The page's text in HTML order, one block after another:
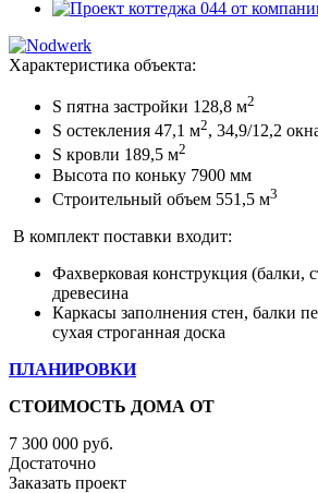
Характеристика объекта:
S пятна застройки 128,8 м2
S остекления 47,1 м2, 34,9/12,2
S кровли 189,5 м2
Высота по коньку 7900 мм
Строительный объем 551,5 м3
В комплект поставки входит:
Фахверковая конструкция (балки,
древесина
Каркасы заполнения стен, балки
сухая строганная доска
ПЛАНИРОВКИ
СТОИМОСТЬ ДОМА ОТ
7 300 000 руб.
Достаточно
Заказать проект